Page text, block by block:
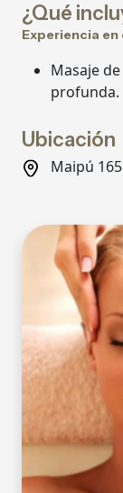
¿Qué
Experiencia en
Masaje
profunda.
Ubicación
Maipú